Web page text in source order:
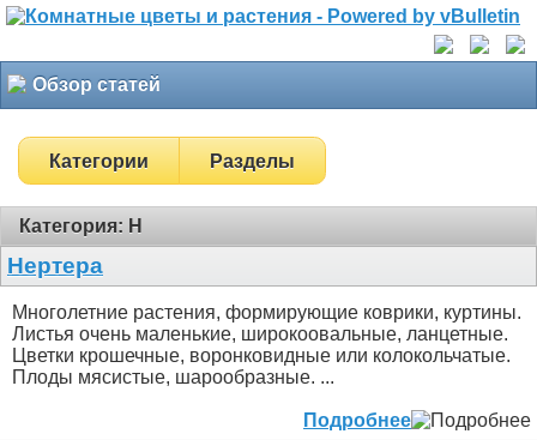
Обзор статей
Категории Разделы
Категория: Н
Нертера
Многолетние растения, формирующие коврики, куртины.
Листья очень маленькие, широкоовальные, ланцетные.
Цветки крошечные, воронковидные или колокольчатые.
Плоды мясистые, шарообразные. ...
Подробнее